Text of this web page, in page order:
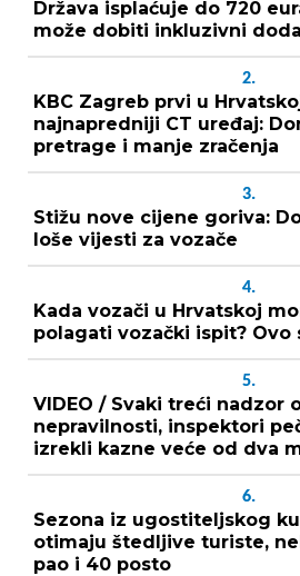
Država isplaćuje do 720
može dobiti inkluzivni
2.
KBC Zagreb prvi u
najnapredniji CT uređaj:
pretrage i manje zračenja
3.
Stižu nove cijene goriva:
loše vijesti za vozače
4.
Kada vozači u Hrvatskoj
polagati vozački ispit? Ovo
5.
VIDEO / Svaki treći nadzor
nepravilnosti, inspektori
izrekli kazne veće od dva
6.
Sezona iz ugostiteljskog
otimaju štedljive turiste,
pao i 40 posto